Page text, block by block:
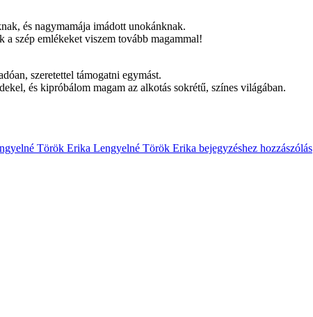
és nagymamája imádott unokánknak.
szép emlékeket viszem tovább magammal!
szeretettel támogatni egymást.
és kipróbálom magam az alkotás sokrétű, színes világában.
Török Erika Lengyelné Török Erika bejegyzéshez hozzászólás